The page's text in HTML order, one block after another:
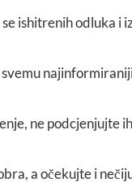
ishitrenih odluka i
svemu
ne podcjenjujte
a očekujte i